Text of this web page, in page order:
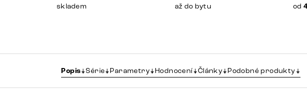
skladem
až do bytu
od
Popis Série Parametry Hodnocení Články Podobné produkty